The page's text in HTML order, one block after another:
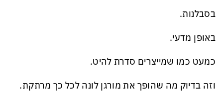
בסבלנות.
באופן מדעי.
כמעט כמו שמייצרים סדרת להיט.
וזה בדיוק מה שהופך את מורגן לונה לכל כך מרתקת.